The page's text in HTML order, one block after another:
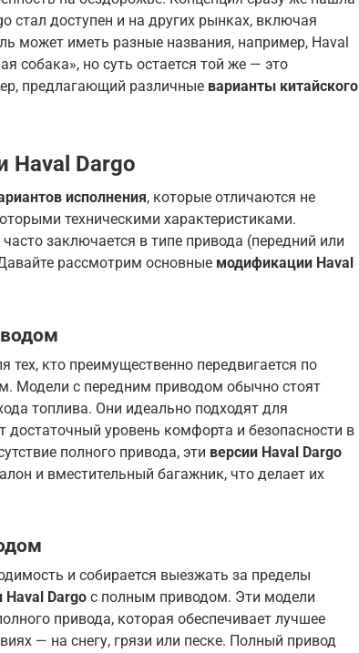
стал доступен и на других рынках, включая
может иметь разные названия, например, Haval
собака», но суть остается той же — это
предлагающий различные варианты китайского
Dargo
исполнения, которые отличаются не
техническими характеристиками.
заключается в типе привода (передний или
рассмотрим основные модификации Haval
тех, кто преимущественно передвигается по
Модели с передним приводом обычно стоят
топлива. Они идеально подходят для
уровень комфорта и безопасности в
полного привода, эти версии Haval Dargo
и вместительный багажник, что делает их
и собирается выезжать за пределы
Dargo с полным приводом. Эти модели
привода, которая обеспечивает лучшее
— на снегу, грязи или песке. Полный привод